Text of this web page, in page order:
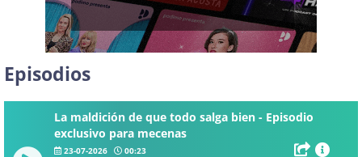
Episodios
La maldición de que todo salga bien - Episodio
exclusivo para mecenas
23-07-2026 00:23